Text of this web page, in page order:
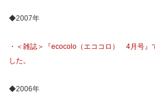
◆2007年
・＜雑誌＞『ecocolo（エココロ） 4月号』
した。
◆2006年